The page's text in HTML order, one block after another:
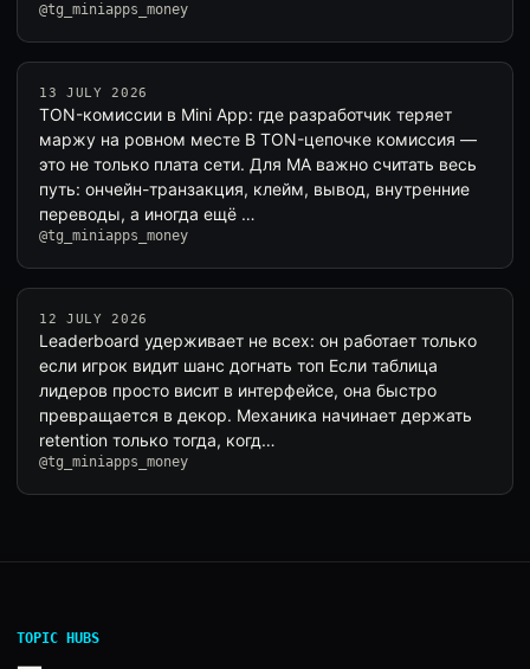
@tg_miniapps_money
13 JULY 2026
TON-комиссии в Mini App: где разработчик теряет
маржу на ровном месте В TON-цепочке комиссия —
это не только плата сети. Для MA важно считать весь
путь: ончейн-транзакция, клейм, вывод, внутренние
переводы, а иногда ещё …
@tg_miniapps_money
12 JULY 2026
Leaderboard удерживает не всех: он работает только
если игрок видит шанс догнать топ Если таблица
лидеров просто висит в интерфейсе, она быстро
превращается в декор. Механика начинает держать
retention только тогда, когд…
@tg_miniapps_money
TOPIC HUBS